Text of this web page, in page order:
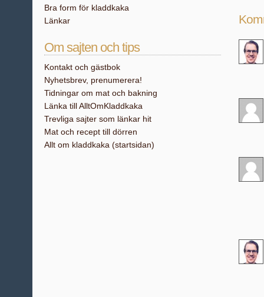
Bra form för kladdkaka
Länkar
Om sajten och tips
Kontakt och gästbok
Nyhetsbrev, prenumerera!
Tidningar om mat och bakning
Länka till AlltOmKladdkaka
Trevliga sajter som länkar hit
Mat och recept till dörren
Allt om kladdkaka (startsidan)